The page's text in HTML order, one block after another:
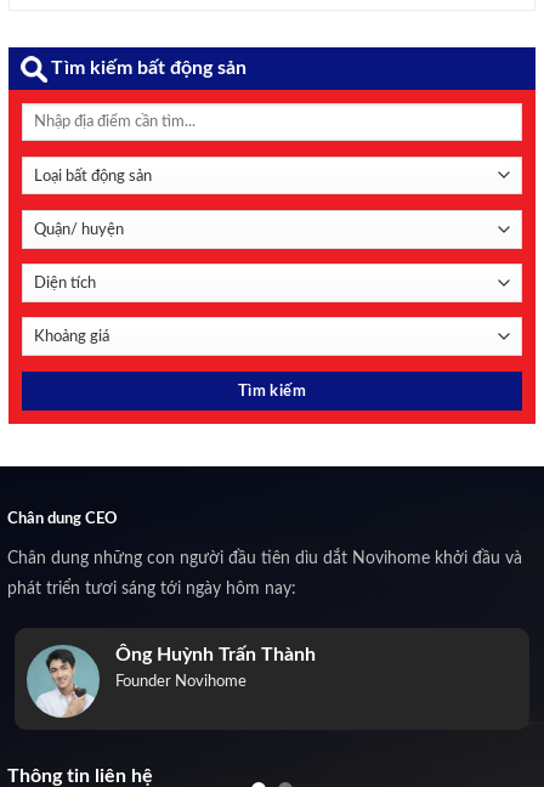
Tìm kiếm bất động sản
Chân dung CEO
Chân dung những con người đầu tiên dìu dắt Novihome khởi đầu và
phát triển tươi sáng tới ngày hôm nay:
Ông Huỳnh Trấn Thành
Founder Novihome
Thông tin liên hệ